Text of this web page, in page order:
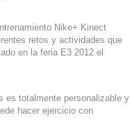
Nike+ Kinect
retos y actividades que
en la feria E3 2012 el
es totalmente personalizable y
hacer ejercicio con